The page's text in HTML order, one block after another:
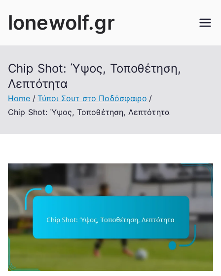
lonewolf.gr
Chip Shot: Ύψος, Τοποθέτηση,
Λεπτότητα
Home
Τύποι Σουτ στο Ποδόσφαιρο
Chip Shot: Ύψος, Τοποθέτηση, Λεπτότητα